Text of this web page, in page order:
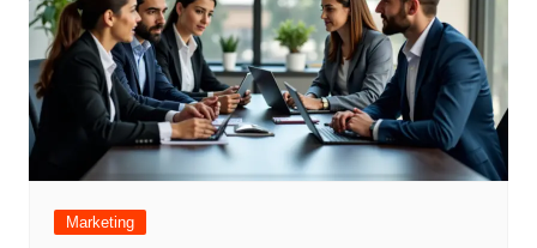
Marketing